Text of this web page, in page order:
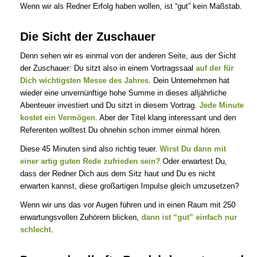
Wenn wir als Redner Erfolg haben wollen, ist “gut” kein Maßstab.
Die Sicht der Zuschauer
Denn sehen wir es einmal von der anderen Seite, aus der Sicht
der Zuschauer: Du sitzt also in einem Vortragssaal auf der für
Dich wichtigsten Messe des Jahres. Dein Unternehmen hat
wieder eine unvernünftige hohe Summe in dieses alljährliche
Abenteuer investiert und Du sitzt in diesem Vortrag. Jede Minute
kostet ein Vermögen. Aber der Titel klang interessant und den
Referenten wolltest Du ohnehin schon immer einmal hören.
Diese 45 Minuten sind also richtig teuer. Wirst Du dann mit
einer artig guten Rede zufrieden sein?Oder erwartest Du,
dass der Redner Dich aus dem Sitz haut und Du es nicht
erwarten kannst, diese großartigen Impulse gleich umzusetzen?
Wenn wir uns das vor Augen führen und in einen Raum mit 250
erwartungsvollen Zuhörern blicken, dann ist “gut” einfach nur
schlecht.